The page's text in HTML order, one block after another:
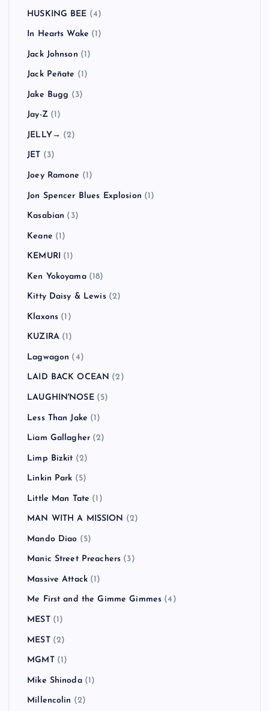
HUSKING BEE (4)
In Hearts Wake (1)
Jack Johnson (1)
Jack Peñate (1)
Jake Bugg (3)
Jay-Z(1)
JELLY→ (2)
JET (3)
Joey Ramone (1)
Jon Spencer Blues Explosion (1)
Kasabian (3)
Keane (1)
KEMURI (1)
Ken Yokoyama(18)
Kitty Daisy & Lewis(2)
Klaxons (1)
KUZIRA(1)
Lagwagon (4)
LAID BACK OCEAN (2)
LAUGHIN'NOSE(5)
Less Than Jake (1)
Liam Gallagher (2)
Limp Bizkit (2)
Linkin Park (5)
Little Man Tate (1)
MAN WITH A MISSION (2)
Mando Diao (5)
Manic Street Preachers (3)
Massive Attack (1)
Me First and the Gimme Gimmes (4)
MEST(1)
MEST(2)
MGMT(1)
Mike Shinoda(1)
Millencolin (2)